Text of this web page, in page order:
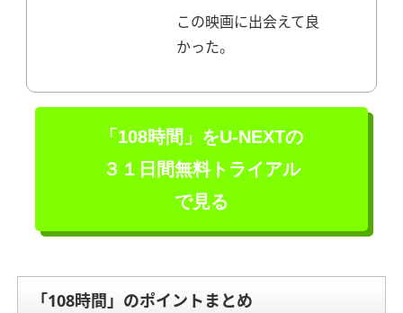
この映画に出会えて良
かった。
「108時間」をU-NEXTの
３１日間無料トライアル
で見る
「108時間」のポイントまとめ